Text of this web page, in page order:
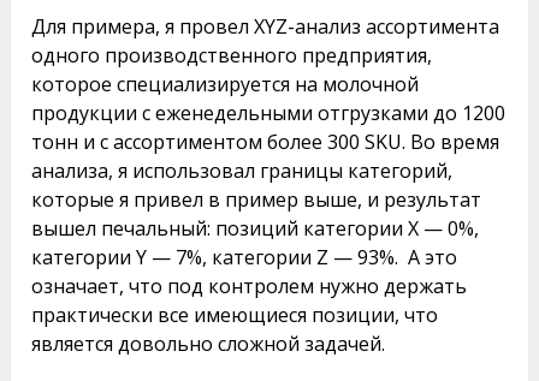
Для примера, я провел XYZ-анализ ассортимента
одного производственного предприятия,
которое специализируется на молочной
продукции с еженедельными отгрузками до 1200
тонн и с ассортиментом более 300 SKU. Во время
анализа, я использовал границы категорий,
которые я привел в пример выше, и результат
вышел печальный: позиций категории X — 0%,
категории Y — 7%, категории Z — 93%. А это
означает, что под контролем нужно держать
практически все имеющиеся позиции, что
является довольно сложной задачей.